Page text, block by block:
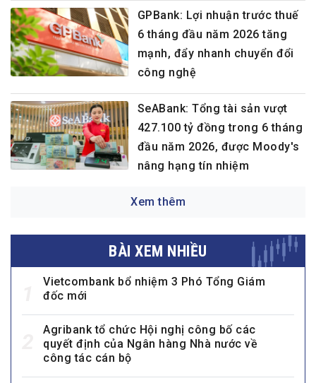
GPBank: Lợi nhuận trước thuế
6 tháng đầu năm 2026 tăng
mạnh, đẩy nhanh chuyển đổi
công nghệ
SeABank: Tổng tài sản vượt
427.100 tỷ đồng trong 6 tháng
đầu năm 2026, được Moody's
nâng hạng tín nhiệm
Xem thêm
BÀI XEM NHIỀU
Vietcombank bổ nhiệm 3 Phó Tổng Giám
đốc mới
Agribank tổ chức Hội nghị công bố các
quyết định của Ngân hàng Nhà nước về
công tác cán bộ